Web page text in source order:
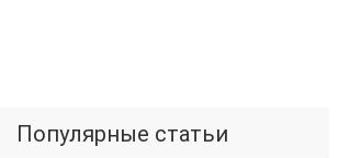
Популярные статьи